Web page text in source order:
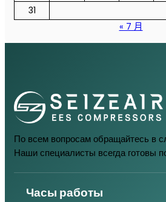
31
« 7 月
По всем вопросам обращайтесь в
Наши специалисты всегда готовы
Часы работы